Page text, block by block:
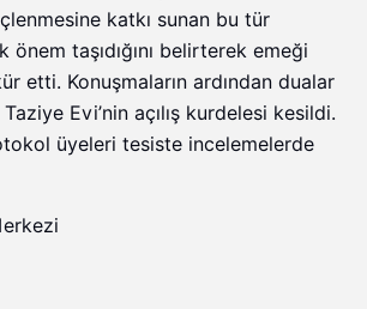
katkı sunan bu tür
önem taşıdığını belirterek emeği
etti. Konuşmaların ardından dualar
Evi’nin açılış kurdelesi kesildi.
üyeleri tesiste incelemelerde